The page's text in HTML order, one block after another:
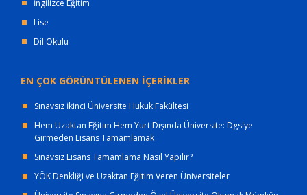
İngilizce Eğitim
Lise
Dil Okulu
EN ÇOK GÖRÜNTÜLENEN İÇERİKLER
Sınavsız İkinci Üniversite Hukuk Fakültesi
Hem Uzaktan Eğitim Hem Yurt Dışında Üniversite: Dgs'ye
Girmeden Lisans Tamamlamak
Sınavsız Lisans Tamamlama Nasıl Yapılır?
YÖK Denkliği ve Uzaktan Eğitim Veren Üniversiteler